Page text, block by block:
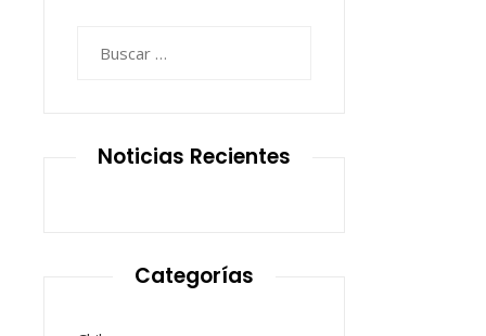
Noticias Recientes
Categorías